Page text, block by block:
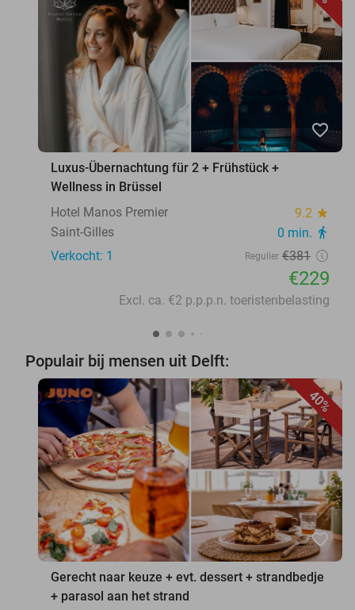
favorite_border
Luxus-Übernachtung für 2 + Frühstück +
Wellness in Brüssel
Hotel Manos Premier
9.2 star
Saint-Gilles 0 min. directions_walk
Verkocht: 1 Regulier €381
€229
Excl. ca. €2 p.p.p.n. toeristenbelasting
Populair bij mensen uit Delft:
40%
favorite_border
Gerecht naar keuze + evt. dessert + strandbedje
+ parasol aan het strand